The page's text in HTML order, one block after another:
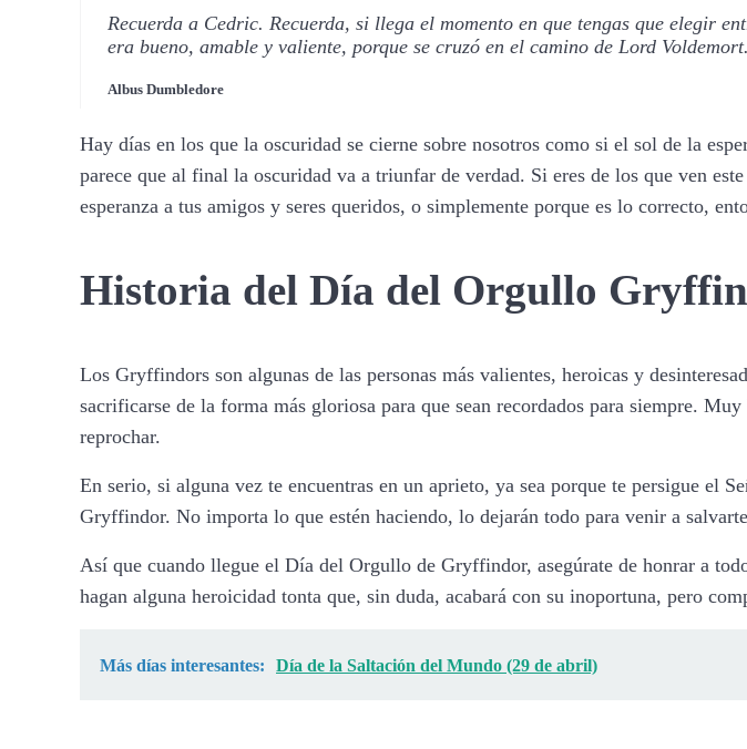
Recuerda a Cedric. Recuerda, si llega el momento en que tengas que elegir
era bueno, amable y valiente, porque se cruzó en el camino de Lord Voldemort.
Albus Dumbledore
Hay días en los que la oscuridad se cierne sobre nosotros como si el sol de la
parece que al final la oscuridad va a triunfar de verdad. Si eres de los que ven
esperanza a tus amigos y seres queridos, o simplemente porque es lo correcto,
Historia del Día del Orgullo
Los Gryffindors son algunas de las personas más valientes, heroicas y
sacrificarse de la forma más gloriosa para que sean recordados para siempre.
reprochar.
En serio, si alguna vez te encuentras en un aprieto, ya sea porque te persigue el
Gryffindor. No importa lo que estén haciendo, lo dejarán todo para venir a
Así que cuando llegue el Día del Orgullo de Gryffindor, asegúrate de honrar a
hagan alguna heroicidad tonta que, sin duda, acabará con su inoportuna, pero
Más días interesantes: Día de la Saltación del Mundo (29 de abril)